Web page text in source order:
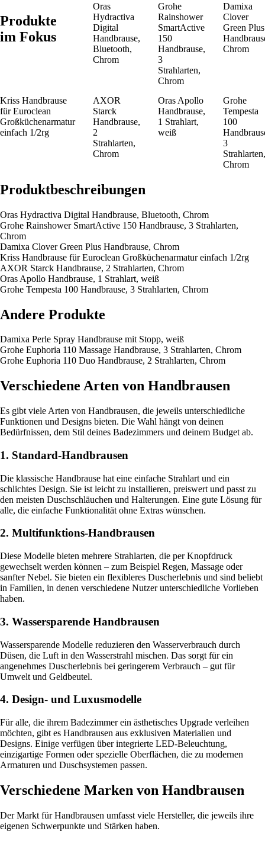
Produkte
im Fokus
Oras
Hydractiva
Digital
Handbrause,
Bluetooth,
Chrom
Grohe
Rainshower
SmartActive
150
Handbrause,
3
Strahlarten,
Chrom
Damixa
Clover
Green Plus
Chrom
Kriss Handbrause
für Euroclean
Großküchenarmatur
einfach 1/2rg
AXOR
Starck
Handbrause,
2
Strahlarten,
Chrom
Oras Apollo
Handbrause,
1 Strahlart,
weiß
Grohe
Tempesta
100
3
Strahlarten,
Chrom
Produktbeschreibungen
Oras Hydractiva Digital Handbrause, Bluetooth, Chrom
Grohe Rainshower SmartActive 150 Handbrause, 3 Strahlarten,
Chrom
Damixa Clover Green Plus Handbrause, Chrom
Kriss Handbrause für Euroclean Großküchenarmatur einfach 1/2rg
AXOR Starck Handbrause, 2 Strahlarten, Chrom
Oras Apollo Handbrause, 1 Strahlart, weiß
Grohe Tempesta 100 Handbrause, 3 Strahlarten, Chrom
Andere Produkte
Damixa Perle Spray Handbrause mit Stopp, weiß
Grohe Euphoria 110 Massage Handbrause, 3 Strahlarten, Chrom
Grohe Euphoria 110 Duo Handbrause, 2 Strahlarten, Chrom
Verschiedene Arten von Handbrausen
Es gibt viele Arten von Handbrausen, die jeweils unterschiedliche
Funktionen und Designs bieten. Die Wahl hängt von deinen
Bedürfnissen, dem Stil deines Badezimmers und deinem Budget ab.
1. Standard-Handbrausen
Die klassische Handbrause hat eine einfache Strahlart und ein
schlichtes Design. Sie ist leicht zu installieren, preiswert und passt zu
den meisten Duschschläuchen und Halterungen. Eine gute Lösung für
alle, die einfache Funktionalität ohne Extras wünschen.
2. Multifunktions-Handbrausen
Diese Modelle bieten mehrere Strahlarten, die per Knopfdruck
gewechselt werden können – zum Beispiel Regen, Massage oder
sanfter Nebel. Sie bieten ein flexibleres Duscherlebnis und sind beliebt
in Familien, in denen verschiedene Nutzer unterschiedliche Vorlieben
haben.
3. Wassersparende Handbrausen
Wassersparende Modelle reduzieren den Wasserverbrauch durch
Düsen, die Luft in den Wasserstrahl mischen. Das sorgt für ein
angenehmes Duscherlebnis bei geringerem Verbrauch – gut für
Umwelt und Geldbeutel.
4. Design- und Luxusmodelle
Für alle, die ihrem Badezimmer ein ästhetisches Upgrade verleihen
möchten, gibt es Handbrausen aus exklusiven Materialien und
Designs. Einige verfügen über integrierte LED-Beleuchtung,
einzigartige Formen oder spezielle Oberflächen, die zu modernen
Armaturen und Duschsystemen passen.
Verschiedene Marken von Handbrausen
Der Markt für Handbrausen umfasst viele Hersteller, die jeweils ihre
eigenen Schwerpunkte und Stärken haben.